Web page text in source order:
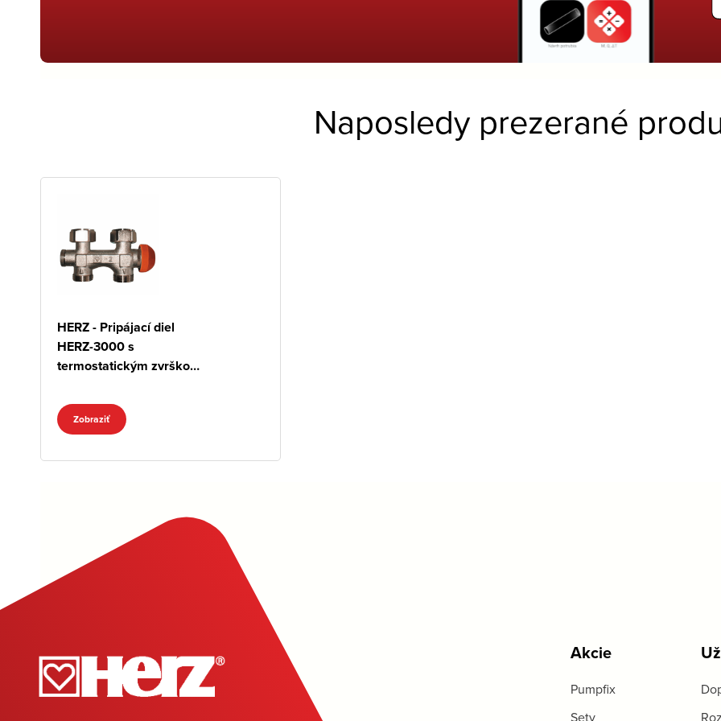
Naposledy prezerané
HERZ - Pripájací diel
HERZ-3000 s
termostatickým zvrškom
Zobraziť
Akcie
Pumpfix
Sety